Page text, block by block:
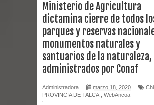
Alerta por hantavirus:
reforzar medidas y consulta
Matrimonios Linarenses
Departamento Comunal de
Ministerio de Agricultura
dictamina cierre de todos
parques y reservas
monumentos naturales y
santuarios de la naturaleza,
administrados por Conaf
Administradora marzo 18, 2020
PROVINCIA DE TALCA
WebAncoa